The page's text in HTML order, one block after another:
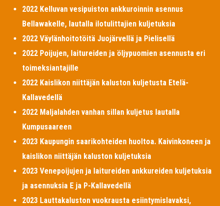
2022 Kelluvan vesipuiston ankkuroinnin asennus
Bellawakelle, lautalla ilotulittajien kuljetuksia
2022 Väylänhoitotöitä Juojärvellä ja Pielisellä
2022 Poijujen, laitureiden ja öljypuomien asennusta eri
toimeksiantajille
2022 Kaislikon niittäjän kaluston kuljetusta Etelä-
Kallavedellä
2022 Maljalahden vanhan sillan kuljetus lautalla
Kumpusaareen
2023 Kaupungin saarikohteiden huoltoa. Kaivinkoneen ja
kaislikon niittäjän kaluston kuljetuksia
2023 Venepoijujen ja laitureiden ankkureiden kuljetuksia
ja asennuksia E ja P-Kallavedellä
2023 Lauttakaluston vuokrausta esiintymislavaksi,